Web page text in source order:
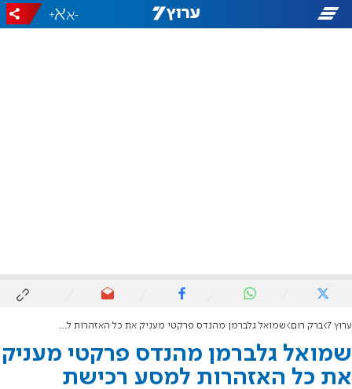
-
+
ערוץ 7 ברק רום שמואל גלברמן מהנדס פרקטי מעניק את כל האזהרות למסע רכישת הדירה
שמואל גלברמן מהנדס פרקטי מעניק
את כל האזהרות למסע רכישת